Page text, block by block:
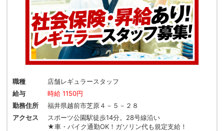
職種
店舗レギュラースタッフ
給与
時給 1150円
勤務住所
福井県越前市芝原４－５－２８
アクセス
スポーツ公園駅徒歩14分。28号線沿い
★車・バイク通勤OK！ガソリン代も規定支給！